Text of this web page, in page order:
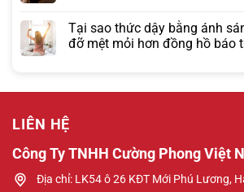
Tại sao thức dậy bằng ánh
đỡ mệt mỏi hơn đồng hồ báo
LIÊN HỆ
Công Ty TNHH Cường Phong Việt
Địa chỉ: LK54 ô 26 KĐT Mới Phú Lương,